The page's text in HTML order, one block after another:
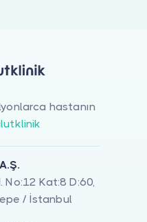
hastanın
No:12 Kat:8 D:60,
/ İstanbul